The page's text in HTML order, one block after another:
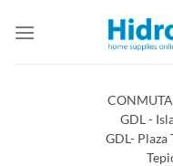
GDL -
GDL- Plaza